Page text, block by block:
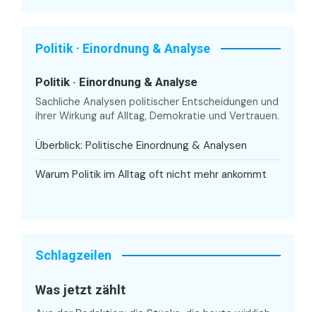
Politik · Einordnung & Analyse
Politik · Einordnung & Analyse
Sachliche Analysen politischer Entscheidungen und
ihrer Wirkung auf Alltag, Demokratie und Vertrauen.
Überblick: Politische Einordnung & Analysen
Warum Politik im Alltag oft nicht mehr ankommt
Schlagzeilen
Was jetzt zählt